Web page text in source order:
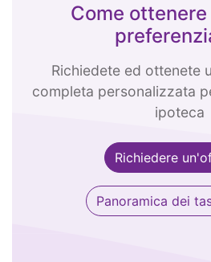
Come
Richiedete ed ottenete
completa personalizzata
ipoteca
Richiedere
Panoramica dei